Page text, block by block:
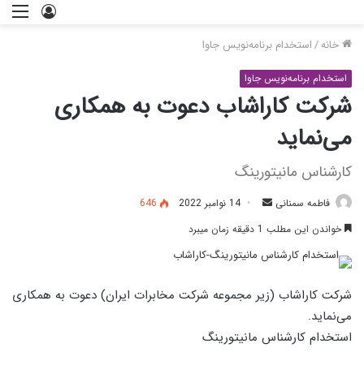
خانه/استخدام برنامه‌نویس جاوا
استخدام برنامه‌نویس جاوا
شرکت کاراشاب دعوت به همکاری
می‌نماید
کارشناس مانیتورینگ
فاطمه سمنانی 14 نوامبر 2022
646
خواندن این مطلب 1 دقیقه زمان می‎برد
شرکت کاراشاب (زیر مجموعه شرکت مخابرات ایران) دعوت به همکاری
می‌نماید.
استخدام کارشناس مانیتورینگ